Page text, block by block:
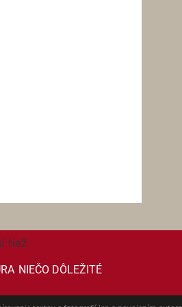
tiež
| NIEČO DÔLEŽITÉ